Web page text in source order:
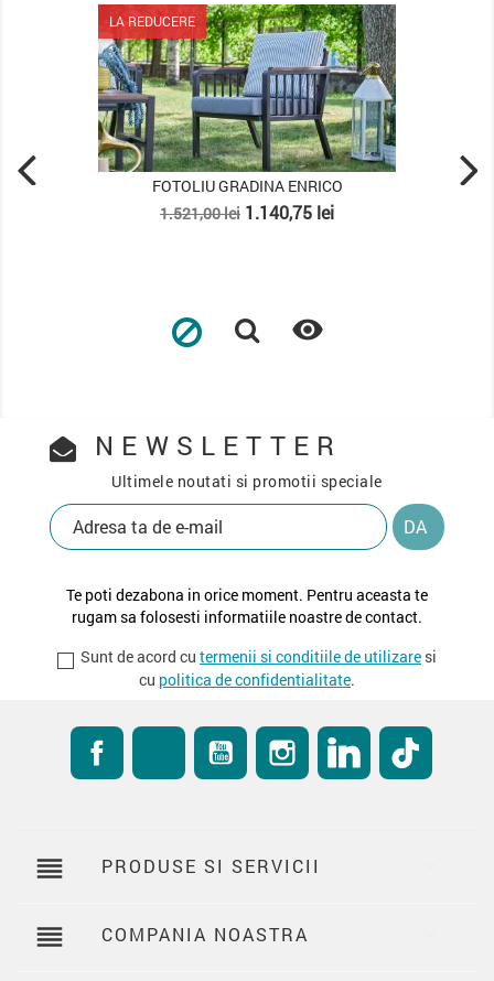
LA REDUCERE
FOTOLIU GRADINA ENRICO
1.521,00 leiPret
1.140,75 lei

NEWSLETTER
Ultimele noutati si promotii speciale
Te poti dezabona in orice moment. Pentru aceasta te
rugam sa folosesti informatiile noastre de contact.
Sunt de acord cu termenii si conditiile de utilizare si
cu politica de confidentialitate.
FacebookRSS YouTube InstagramLinkedIn
reorder PRODUSE SI SERVICII
reorder COMPANIA NOASTRA